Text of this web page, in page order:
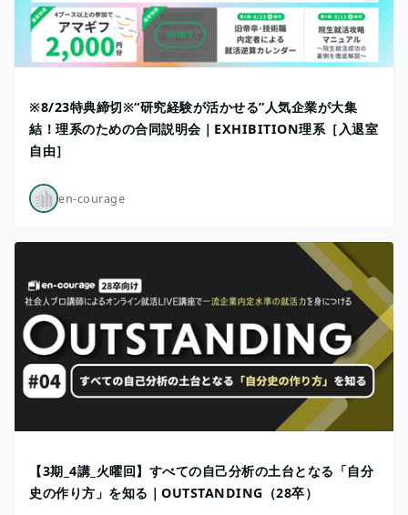
※8/23特典締切※“研究経験が活かせる”人気企業が大集
結！理系のための合同説明会｜EXHIBITION理系［入退室
自由］
en-courage
【3期_4講_火曜回】すべての自己分析の土台となる「自分
史の作り方」を知る｜OUTSTANDING（28卒）